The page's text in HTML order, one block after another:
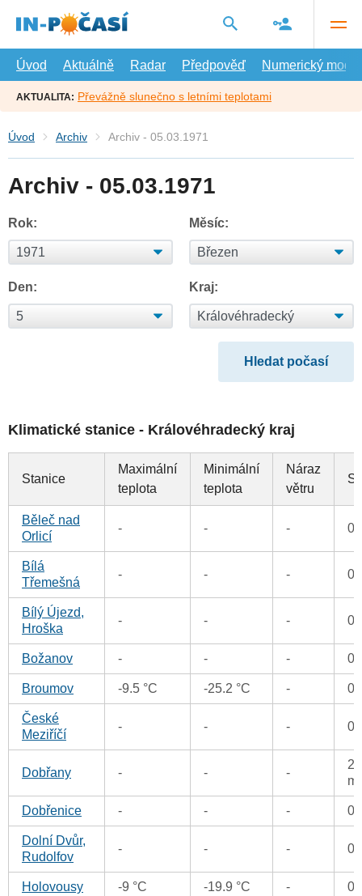
hlavní
Úvod
Aktuálně Radar Předpověď Numerický model
AKTUALITA: Převážně slunečno s letními teplotami
Úvod Archiv Archiv - 05.03.1971
Archiv - 05.03.1971
Rok: Měsíc:
Den: Kraj:
Klimatické stanice - Královéhradecký kraj
Stanice
Maximální
teplota
Minimální
teplota
Náraz
větru
Běleč nad
Orlicí
- - - 0
Bílá
Třemešná
- - - 0
Bílý Újezd,
Hroška
- - - 0
Božanov - - - 0
Broumov -9.5 °C -25.2 °C - 0
České
Meziříčí
- - - 0
Dobřany - - -
Dobřenice - - - 0
Dolní Dvůr,
Rudolfov
- - - 0
Holovousy -9 °C -19.9 °C - 0